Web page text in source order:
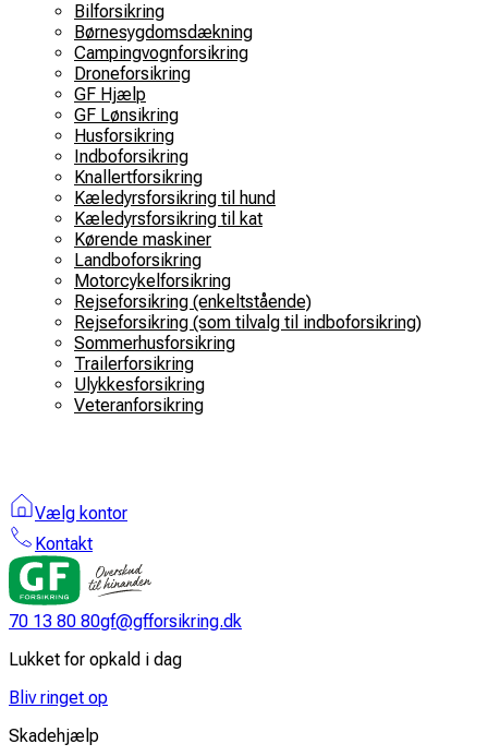
Bilforsikring
Børnesygdomsdækning
Campingvognforsikring
Droneforsikring
GF Hjælp
GF Lønsikring
Husforsikring
Indboforsikring
Knallertforsikring
Kæledyrsforsikring til hund
Kæledyrsforsikring til kat
Kørende maskiner
Landboforsikring
Motorcykelforsikring
Rejseforsikring (enkeltstående)
Rejseforsikring (som tilvalg til indboforsikring)
Sommerhusforsikring
Trailerforsikring
Ulykkesforsikring
Veteranforsikring
Vælg kontor
Kontakt
70 13 80 80gf@gfforsikring.dk
Lukket for opkald i dag
Bliv ringet op
Skadehjælp